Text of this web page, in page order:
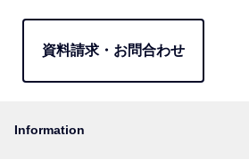
資料請求・お問合わせ
Information